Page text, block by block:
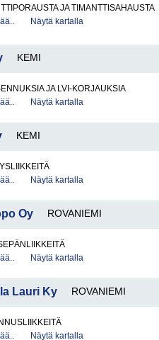
JA TIMANTTISAHAUSTA
Näytä kartalla
KEMI
JA LVI-KORJAUKSIA
Näytä kartalla
KEMI
Näytä kartalla
Oy ROVANIEMI
Näytä kartalla
Lauri Ky ROVANIEMI
Näytä kartalla